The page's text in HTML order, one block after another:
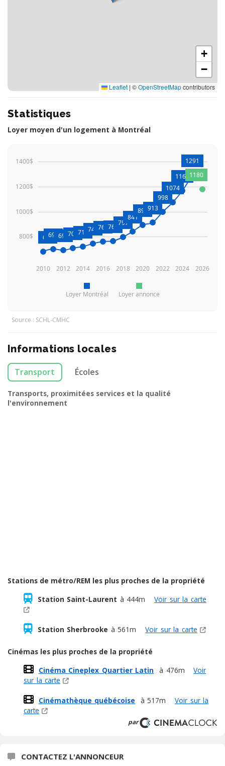
+
−
Leaflet | ©OpenStreetMapcontributors
Statistiques
Loyer moyen d'un logement à Montréal
Loyer Montréal Loyer annonce
2010 2012 2014 2016 2018 2020 2022 2024 2026
800$
1000$
1200$
1400$
680699692708 719 744 761766 797
841
892913
998
1074
1168
1291
1180
Source : SCHL-CMHC
Informations locales
Transport Écoles
Transports, proximitées services et la qualité
l'environnement
Stations de métro/REM les plus proches de la propriété
Station Saint-Laurent à 444m Voir sur la carte
Station Sherbrooke à 561m Voir sur la carte
Cinémas les plus proches de la propriété
Cinéma Cineplex Quartier Latin
à 476m
Voir
sur la carte
Cinémathèque québécoise à 517m
Voir sur la
carte
par
CONTACTEZ L'ANNONCEUR